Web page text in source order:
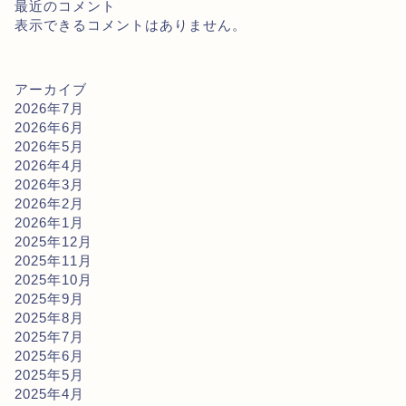
最近のコメント
表示できるコメントはありません。
アーカイブ
2026年7月
2026年6月
2026年5月
2026年4月
2026年3月
2026年2月
2026年1月
2025年12月
2025年11月
2025年10月
2025年9月
2025年8月
2025年7月
2025年6月
2025年5月
2025年4月